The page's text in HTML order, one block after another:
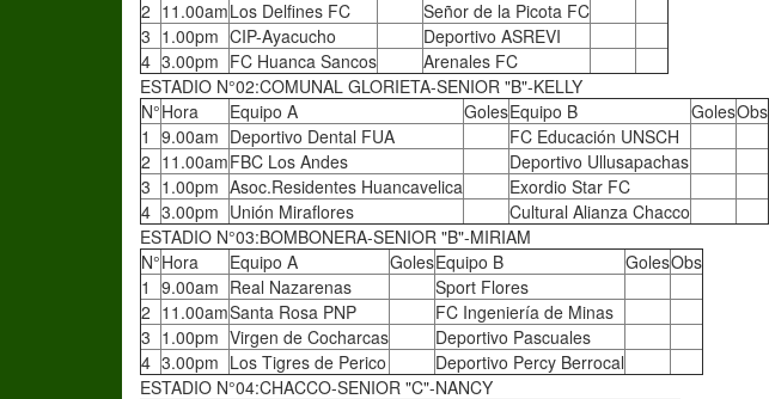
2 11.00amLos Delfines FC
Señor de la Picota FC
3 1.00pm CIP-Ayacucho
Deportivo ASREVI
4 3.00pm FC Huanca Sancos
Arenales FC
ESTADIO N°02:COMUNAL GLORIETA-SENIOR "B"-KELLY
N°Hora Equipo A GolesEquipo B GolesObs
1 9.00am Deportivo Dental FUA
FC Educación UNSCH
2 11.00amFBC Los Andes
Deportivo Ullusapachas
3 1.00pm Asoc.Residentes Huancavelica
Exordio Star FC
4 3.00pm Unión Miraflores
Cultural Alianza Chacco
ESTADIO N°03:BOMBONERA-SENIOR "B"-MIRIAM
N°Hora Equipo A GolesEquipo B GolesObs
1 9.00am Real Nazarenas
Sport Flores
2 11.00amSanta Rosa PNP
FC Ingeniería de Minas
3 1.00pm Virgen de Cocharcas
Deportivo Pascuales
4 3.00pm Los Tigres de Perico
Deportivo Percy Berrocal
ESTADIO N°04:CHACCO-SENIOR "C"-NANCY